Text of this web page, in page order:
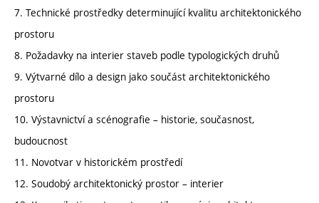
7. Technické prostředky determinující kvalitu architektonického
prostoru
8. Požadavky na interier staveb podle typologických druhů
9. Výtvarné dílo a design jako součást architektonického
prostoru
10. Výstavnictví a scénografie – historie, současnost,
budoucnost
11. Novotvar v historickém prostředí
12. Soudobý architektonický prostor – interier